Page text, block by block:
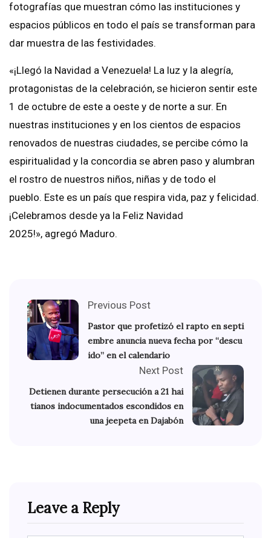
fotografías que muestran cómo las instituciones y
espacios públicos en todo el país se transforman para
dar muestra de las festividades.
«¡Llegó la Navidad a Venezuela! La luz y la alegría,
protagonistas de la celebración, se hicieron sentir este
1 de octubre de este a oeste y de norte a sur. En
nuestras instituciones y en los cientos de espacios
renovados de nuestras ciudades, se percibe cómo la
espiritualidad y la concordia se abren paso y alumbran
el rostro de nuestros niños, niñas y de todo el
pueblo. Este es un país que respira vida, paz y felicidad.
¡Celebramos desde ya la Feliz Navidad
2025!», agregó Maduro.
Previous Post
Pastor que profetizó el rapto en septi
embre anuncia nueva fecha por “descu
ido” en el calendario
Next Post
Detienen durante persecución a 21 hai
tianos indocumentados escondidos en
una jeepeta en Dajabón
Leave a Reply